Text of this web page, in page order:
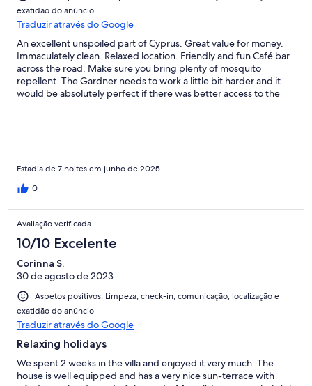
exatidão do anúncio
Traduzir através do Google
An excellent unspoiled part of Cyprus. Great value for money.
Immaculately clean. Relaxed location. Friendly and fun Café bar
across the road. Make sure you bring plenty of mosquito
repellent. The Gardner needs to work a little bit harder and it
would be absolutely perfect if there was better access to the
Estadia de 7 noites em junho de 2025
0
Avaliação verificada
10/10 Excelente
Corinna S.
30 de agosto de 2023
Aspetos positivos: Limpeza, check-in, comunicação, localização e
exatidão do anúncio
Traduzir através do Google
Relaxing holidays
We spent 2 weeks in the villa and enjoyed it very much. The
house is well equipped and has a very nice sun-terrace with